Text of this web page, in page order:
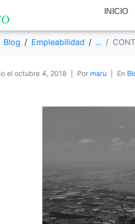
INICIO
DEL
Blog Empleabilidad ...
el octubre 4, 2018 Por maru En